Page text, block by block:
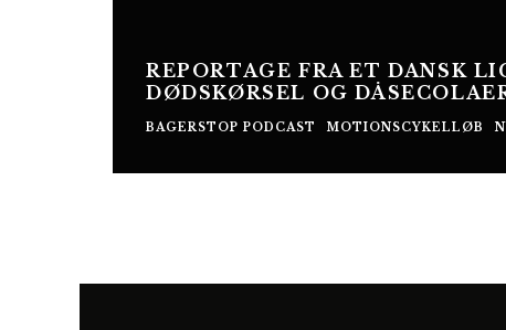
REPORTAGE FRA ET DANSK
DØDSKØRSEL OG
BAGERSTOP PODCAST MOTIONSCYKELLØB